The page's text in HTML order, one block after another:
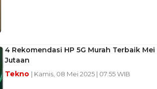
4 Rekomendasi HP 5G Murah Terbaik Mei
Jutaan
Tekno | Kamis, 08 Mei 2025 | 07:55 WIB